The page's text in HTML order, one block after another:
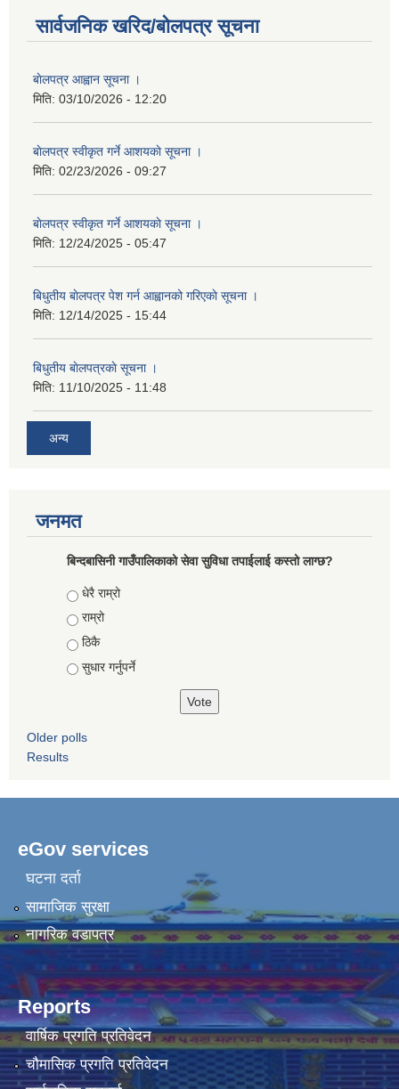
सार्वजनिक खरिद/बोलपत्र सूचना
बाेलपत्र आह्वान सूचना ।
मिति: 03/10/2026 - 12:20
बाेलपत्र स्वीकृत गर्ने आशयकाे सूचना ।
मिति: 02/23/2026 - 09:27
बाेलपत्र स्वीकृत गर्ने आशयकाे सूचना ।
मिति: 12/24/2025 - 05:47
बिधुतीय बाेलपत्र पेश गर्न आह्वानको गरिएकाे सूचना ।
मिति: 12/14/2025 - 15:44
बिधुतीय बाेलपत्रकाे सूचना ।
मिति: 11/10/2025 - 11:48
अन्य
जनमत
बिन्दबासिनी गाउँपालिकाको सेवा सुविधा तपाईलाई कस्तो लाग्छ?
Choices
धेरै राम्रो
राम्रो
ठिकै
सुधार गर्नुपर्ने
Older polls
Results
eGov services
घटना दर्ता
सामाजिक सुरक्षा
नागरिक वडापत्र
Reports
वार्षिक प्रगति प्रतिवेदन
चौमासिक प्रगति प्रतिवेदन